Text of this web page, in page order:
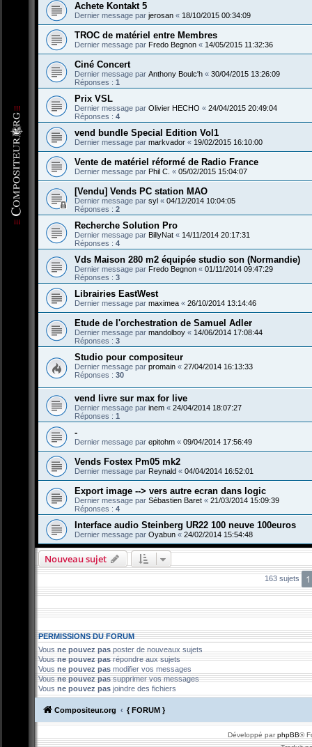
Achete Kontakt 5
Dernier message par jerosan « 18/10/2015 00:34:09
TROC de matériel entre Membres
Dernier message par Fredo Begnon « 14/05/2015 11:32:36
Ciné Concert
Dernier message par Anthony Boulc'h « 30/04/2015 13:26:09
Réponses : 1
Prix VSL
Dernier message par Olivier HECHO « 24/04/2015 20:49:04
Réponses : 4
vend bundle Special Edition Vol1
Dernier message par markvador « 19/02/2015 16:10:00
Vente de matériel réformé de Radio France
Dernier message par Phil C. « 05/02/2015 15:04:07
[Vendu] Vends PC station MAO
Dernier message par syl « 04/12/2014 10:04:05
Réponses : 2
Recherche Solution Pro
Dernier message par BillyNat « 14/11/2014 20:17:31
Réponses : 4
Vds Maison 280 m2 équipée studio son (Normandie)
Dernier message par Fredo Begnon « 01/11/2014 09:47:29
Réponses : 3
Librairies EastWest
Dernier message par maximea « 26/10/2014 13:14:46
Etude de l'orchestration de Samuel Adler
Dernier message par mandolboy « 14/06/2014 17:08:44
Réponses : 3
Studio pour compositeur
Dernier message par promain « 27/04/2014 16:13:33
Réponses : 30
vend livre sur max for live
Dernier message par inem « 24/04/2014 18:07:27
Réponses : 1
-
Dernier message par epitohm « 09/04/2014 17:56:49
Vends Fostex Pm05 mk2
Dernier message par Reynald « 04/04/2014 16:52:01
Export image --> vers autre ecran dans logic
Dernier message par Sébastien Baret « 21/03/2014 15:09:39
Réponses : 4
Interface audio Steinberg UR22 100 neuve 100euros
Dernier message par Oyabun « 24/02/2014 15:54:48
Nouveau sujet
163 sujets 1
PERMISSIONS DU FORUM
Vous ne pouvez pas poster de nouveaux sujets
Vousne pouvez pasrépondre aux sujets
Vous ne pouvez pas modifier vos messages
Vousne pouvez passupprimer vos messages
Vous ne pouvez pas joindre des fichiers
Compositeur.org { FORUM }
Développé parphpBB®